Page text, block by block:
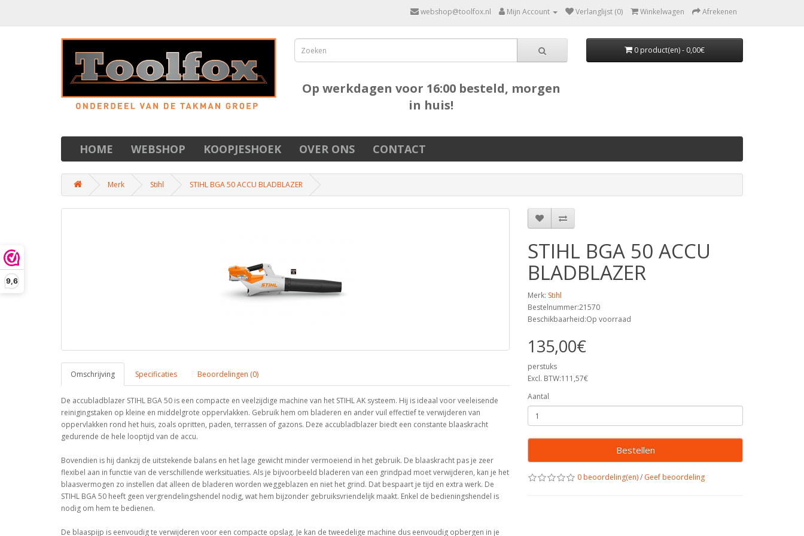
9,6
webshop@toolfox.nl Mijn Account Verlanglijst (0) Winkelwagen Afrekenen
Op werkdagen voor 16:00 besteld, morgen
in huis!
0 product(en) - 0,00€
HOME WEBSHOP KOOPJESHOEK OVER ONS CONTACT
Merk Stihl STIHL BGA 50 ACCU BLADBLAZER
Omschrijving Specificaties Beoordelingen (0)
De accubladblazer STIHL BGA 50 is een compacte en veelzijdige machine van het STIHL AK systeem. Hij is ideaal voor veeleisende
reinigingstaken op kleine en middelgrote oppervlakken. Gebruik hem om bladeren en ander vuil effectief te verwijderen van
oppervlakken rond het huis, zoals opritten, paden, terrassen of gazons. Deze accubladblazer biedt een constante blaaskracht
gedurende de hele looptijd van de accu.
Bovendien is hij dankzij de uitstekende balans en het lage gewicht minder vermoeiend in het gebruik. De blaaskracht pas je zeer
flexibel aan in functie van de verschillende werksituaties. Als je bijvoorbeeld bladeren van een grindpad moet verwijderen, kan je het
blaasvermogen zo instellen dat alleen de bladeren worden weggeblazen en niet het grind. Dat bespaart je tijd en extra werk. De
STIHL BGA 50 heeft geen vergrendelingshendel nodig, wat hem bijzonder gebruiksvriendelijk maakt. Enkel de bedieningshendel is
nodig om hem te bedienen.
De blaaspijp is eenvoudig te verwijderen voor een compacte opslag. Je kan de tweedelige machine dus eenvoudig opbergen in je
STIHL BGA 50 ACCU
BLADBLAZER
Merk: Stihl
Bestelnummer:21570
Beschikbaarheid:Op voorraad
135,00€
perstuks
Excl. BTW:111,57€
Aantal
Bestellen
0 beoordeling(en)/ Geef beoordeling